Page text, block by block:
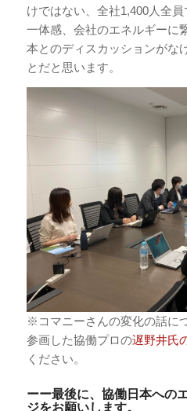
けではない、全社1,400人全
一体感、会社のエネルギーに
本とのディスカッションがな
とだと思います。
※コマニーさんの変化の話に
参画した協働プロの遅野井氏
ください。
ーー最後に、協働日本への
ジをお願いします。